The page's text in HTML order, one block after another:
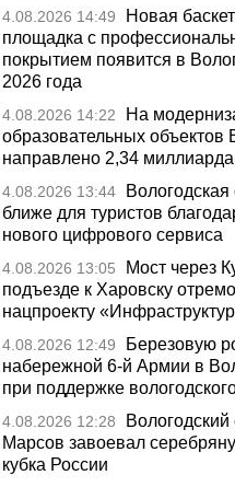
4.08.2026 14:49
Новая
площадка с
покрытием появится в
2026 года
4.08.2026 14:22
На
образовательных объектов
направлено 2,34
4.08.2026 13:44
Вологодская
ближе для туристов
нового цифрового сервиса
4.08.2026 13:05
Мост через
подъезде к Харовску
нацпроекту
4.08.2026 12:49
Березовую
набережной 6-й Армии в
при поддержке
4.08.2026 12:28
Вологодский
Марсов завоевал
кубка России